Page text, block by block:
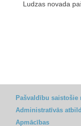
Ludzas novada
Pašvaldību saistošie
Administratīvās
Apmācības